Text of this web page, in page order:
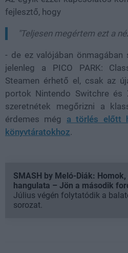
fejlesztő, hogy
"Teljesen megértem ezt a
- de ez valójában
jelenleg a PICO PARK:
Steamen érhető el, csak az
portok Nintendo Switchre és
szeretnétek megőrizni a
érdemes még a törlés előtt
könyvtáratokhoz.
SMASH by Meló-Diák:
hangulata – Jön a második
Július végén folytatódik a
sorozat.